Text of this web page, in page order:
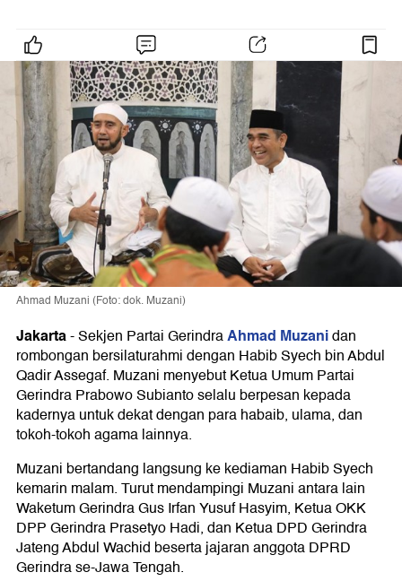
Ahmad Muzani (Foto: dok. Muzani)
Jakarta-Sekjen Partai GerindraAhmad Muzanidan
rombongan bersilaturahmi dengan Habib Syech bin Abdul
Qadir Assegaf. Muzani menyebut Ketua Umum Partai
Gerindra Prabowo Subianto selalu berpesan kepada
kadernya untuk dekat dengan para habaib, ulama, dan
tokoh-tokoh agama lainnya.
Muzani bertandang langsung ke kediaman Habib Syech
kemarin malam. Turut mendampingi Muzani antara lain
Waketum Gerindra Gus Irfan Yusuf Hasyim, Ketua OKK
DPP Gerindra Prasetyo Hadi, dan Ketua DPD Gerindra
Jateng Abdul Wachid beserta jajaran anggota DPRD
Gerindra se-Jawa Tengah.